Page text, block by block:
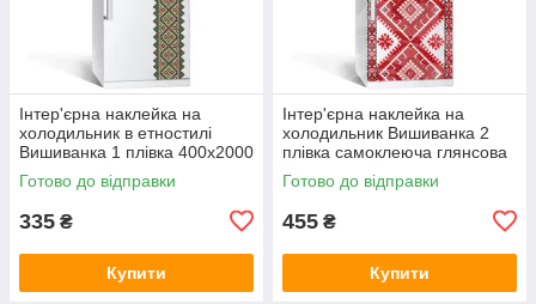
Інтер'єрна наклейка на
холодильник в етностилі
Вишиванка 1 плівка 400х2000
мм самоклеюча глянцева з
ламінацією
Готово до відправки
335 ₴
Купити
Інтер'єрна наклейка на
холодильник Вишиванка 2
плівка самоклеюча глянсова
з ламінацією 600х1800 мм
Готово до відправки
455 ₴
Купити